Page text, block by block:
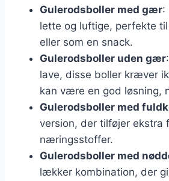
Gulerodsboller med gær:
lette og luftige, perfekte
eller som en snack.
Gulerodsboller uden gær
lave, disse boller kræver
kan være en god løsning,
Gulerodsboller med
version, der tilføjer ekstra
næringsstoffer.
Gulerodsboller med
lækker kombination, der